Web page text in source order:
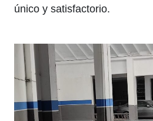
único y satisfactorio.